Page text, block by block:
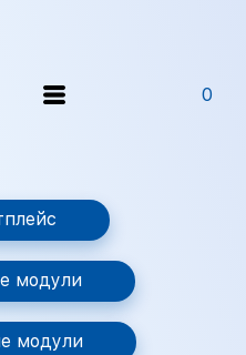
0
модули
модули